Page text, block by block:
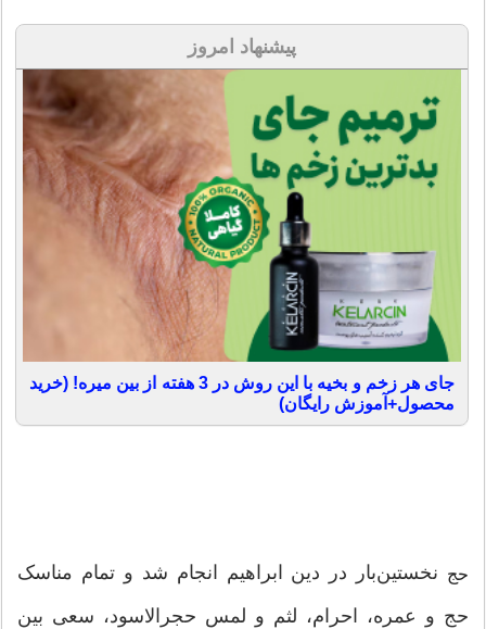
پیشنهاد امروز
جای هر زخم و بخیه با این روش در 3 هفته از بین میره! (خرید
محصول+آموزش رایگان)
حج نخستین‌بار در دین ابراهیم انجام شد و تمام مناسک
حج و عمره، احرام، لثم و لمس حجرالاسود، سعی بین